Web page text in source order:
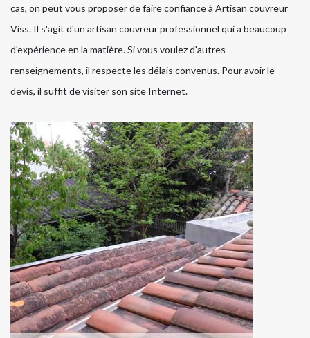
cas, on peut vous proposer de faire confiance à Artisan couvreur
Viss. Il s'agit d'un artisan couvreur professionnel qui a beaucoup
d'expérience en la matière. Si vous voulez d'autres
renseignements, il respecte les délais convenus. Pour avoir le
devis, il suffit de visiter son site Internet.